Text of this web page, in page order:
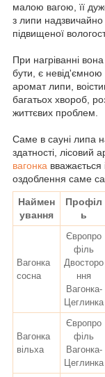
малою вагою, її
з липи надзвичайно
підвищеної
При нагріванні
бути, є
аромат липи,
багатьох хвороб,
життєвих проблем.
Саме в сауні липа
здатності, лісовий
вагонка
оздоблення саме
Наймен
ування
Профіл
ь
Вагонка
сосна
Європро
філь
Двосторо
ння
Вагонка-
Цеглинка
Вагонка
вільха
Європро
філь
Вагонка-
Цеглинка